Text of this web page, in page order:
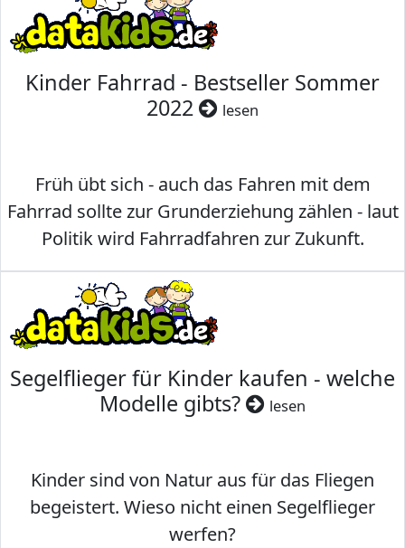
Kinder Fahrrad - Bestseller Sommer
2022
lesen
Früh übt sich - auch das Fahren mit dem
Fahrrad sollte zur Grunderziehung zählen - laut
Politik wird Fahrradfahren zur Zukunft.
Segelflieger für Kinder kaufen - welche
Modelle gibts?
lesen
Kinder sind von Natur aus für das Fliegen
begeistert. Wieso nicht einen Segelflieger
werfen?